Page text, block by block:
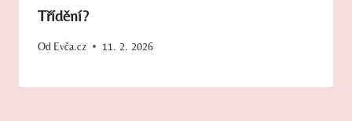
Třídění?
Od Evča.cz 11. 2. 2026